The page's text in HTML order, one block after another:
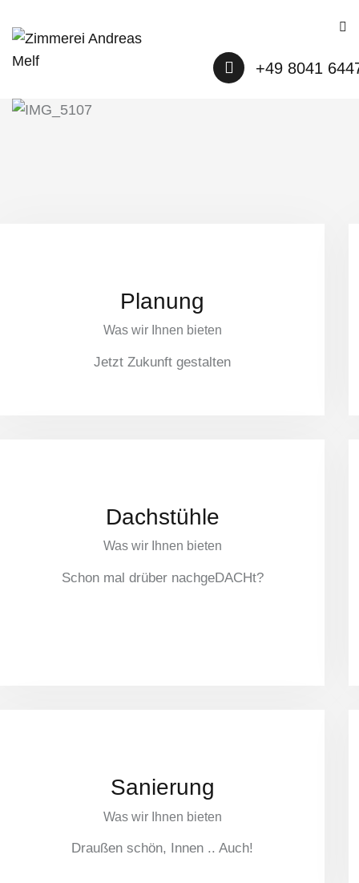
+49 8041
Planung
Was wir Ihnen bieten
Jetzt Zukunft gestalten
Dachstühle
Was wir Ihnen bieten
Schon mal drüber nachgeDACHt?
Sanierung
Was wir Ihnen bieten
Draußen schön, Innen .. Auch!